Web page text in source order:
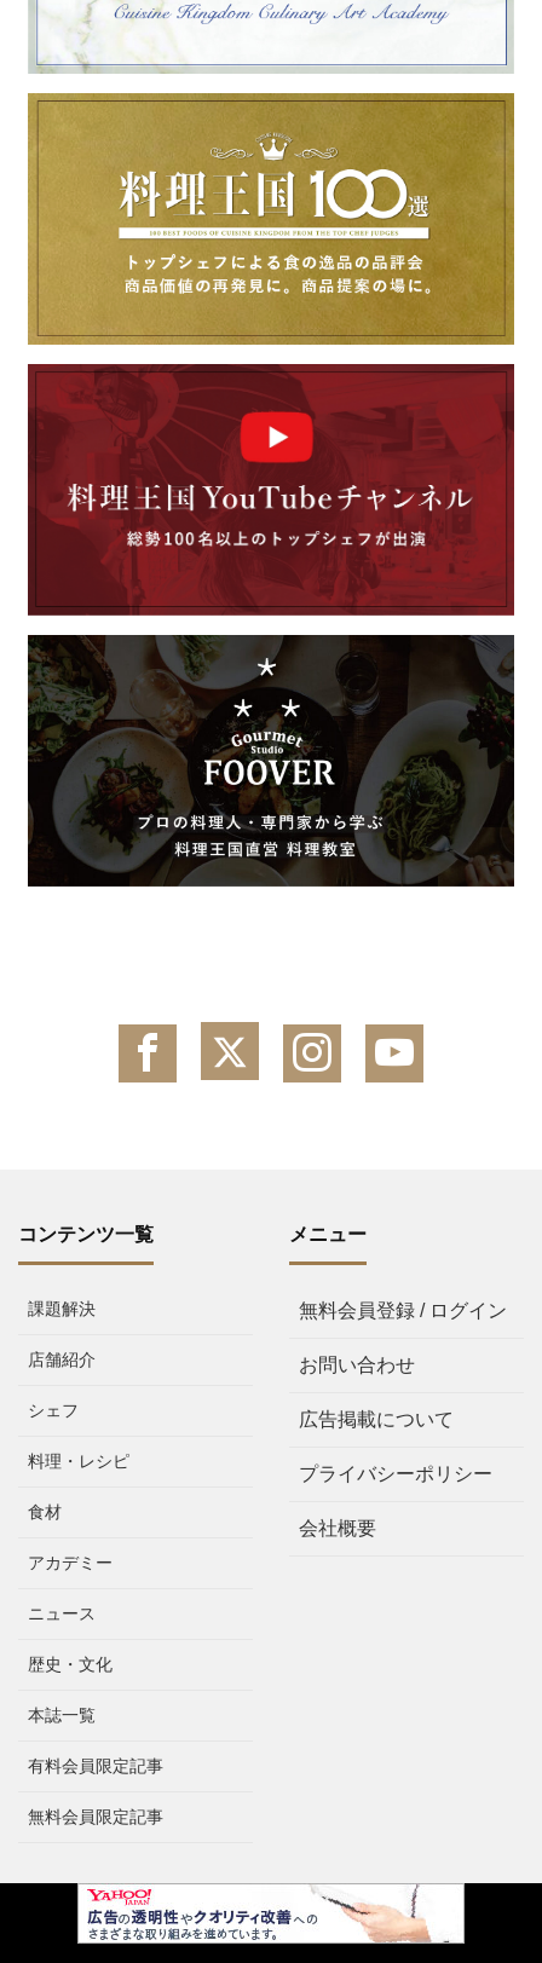
コンテンツ一覧
課題解決
店舗紹介
シェフ
料理・レシピ
食材
アカデミー
ニュース
歴史・文化
本誌一覧
有料会員限定記事
無料会員限定記事
メニュー
無料会員登録 / ログイン
お問い合わせ
広告掲載について
プライバシーポリシー
会社概要